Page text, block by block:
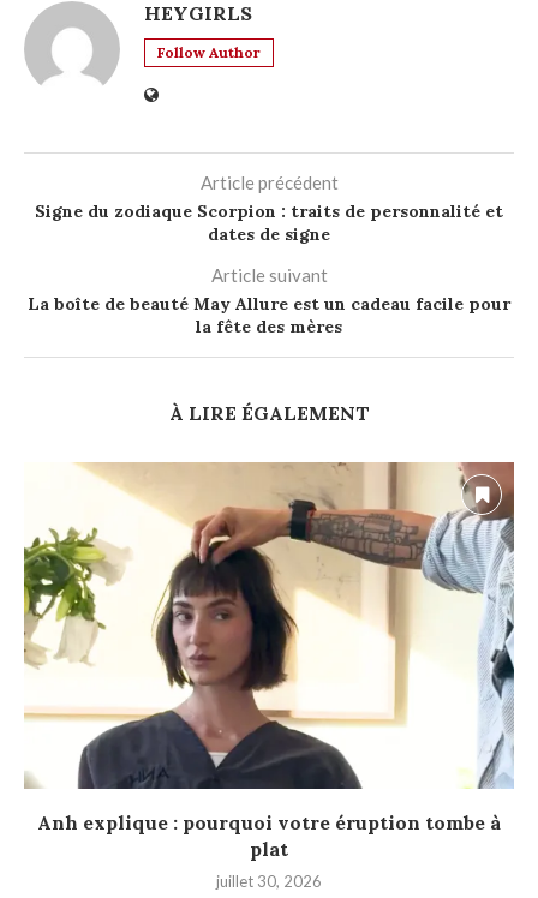
HEYGIRLS
Follow Author
Article précédent
Signe du zodiaque Scorpion : traits de personnalité et
dates de signe
Article suivant
La boîte de beauté May Allure est un cadeau facile pour
la fête des mères
À LIRE ÉGALEMENT
Anh explique : pourquoi votre éruption tombe à
plat
juillet 30, 2026